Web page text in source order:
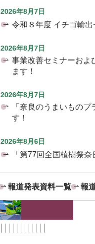
2026年8月7日
令和８年度 イチゴ輸
2026年8月7日
事業改善セミナーおよ
ます！
2026年8月7日
「奈良のうまいもの
す！
2026年8月6日
「第77回全国植樹祭
報道発表資料一覧 報